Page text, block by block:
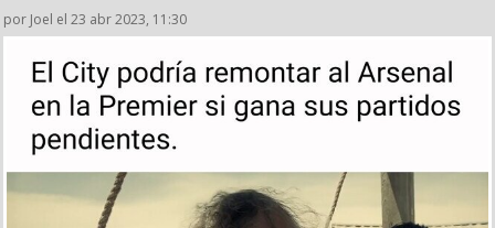
por Joel el 23 abr 2023, 11:30